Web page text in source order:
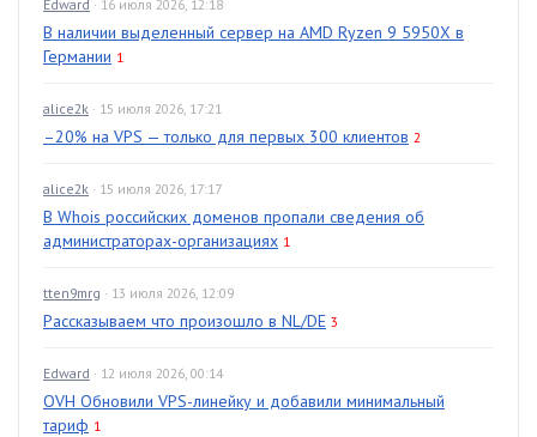
Edward · 16 июля 2026, 12:18
В наличии выделенный сервер на AMD Ryzen 9 5950X в
Германии 1
alice2k · 15 июля 2026, 17:21
–20% на VPS — только для первых 300 клиентов 2
alice2k · 15 июля 2026, 17:17
В Whois российских доменов пропали сведения об
администраторах-организациях 1
tten9mrg · 13 июля 2026, 12:09
Рассказываем что произошло в NL/DE 3
Edward · 12 июля 2026, 00:14
OVH Обновили VPS-линейку и добавили минимальный
тариф 1